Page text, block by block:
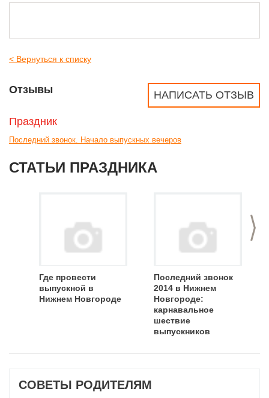
< Вернуться к списку
НАПИСАТЬ ОТЗЫВ
Отзывы
Праздник
Последний звонок. Начало выпускных вечеров
СТАТЬИ ПРАЗДНИКА
>
Где провести
выпускной в
Нижнем Новгороде
Последний звонок
2014 в Нижнем
Новгороде:
карнавальное
шествие
выпускников
СОВЕТЫ РОДИТЕЛЯМ